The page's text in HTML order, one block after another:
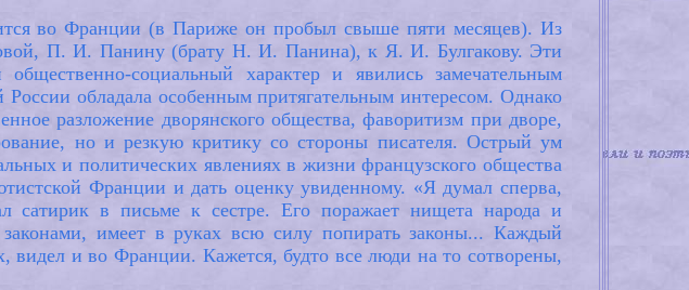
во Франции (в Париже он пробыл свыше пяти месяцев). Из
П. И. Панину (брату Н. И. Панина), к Я. И. Булгакову. Эти
социальный характер и явились замечательным
обладала особенным притягательным интересом. Однако
разложение дворянского общества, фаворитизм при дворе,
но и резкую критику со стороны писателя. Острый ум
и политических явлениях в жизни французского общества
Франции и дать оценку увиденному. «Я думал сперва,
в письме к сестре. Его поражает нищета народа и
законами, имеет в руках всю силу попирать законы... Каждый
видел и во Франции. Кажется, будто все люди на то сотворены,